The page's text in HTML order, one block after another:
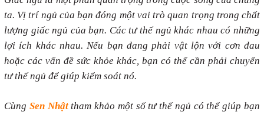
ta. Vị trí ngủ của bạn đóng một vai trò quan trọng trong chất
lượng giấc ngủ của bạn. Các tư thế ngủ khác nhau có những
lợi ích khác nhau. Nếu bạn đang phải vật lộn với cơn đau
hoặc các vấn đề sức khỏe khác, bạn có thể cần phải chuyển
tư thế ngủ để giúp kiểm soát nó.
Cùng Sen Nhậttham khảo một số tư thế ngủ có thể giúp bạn